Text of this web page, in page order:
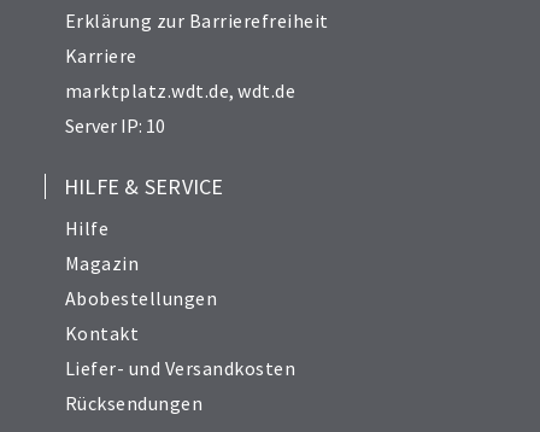
Erklärung zur Barrierefreiheit
Karriere
marktplatz.wdt.de,wdt.de
Server IP: 10
HILFE & SERVICE
Hilfe
Magazin
Abobestellungen
Kontakt
Liefer- und Versandkosten
Rücksendungen